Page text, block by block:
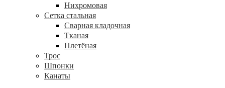
Нихромовая
Сетка стальная
Сварная кладочная
Тканая
Плетёная
Трос
Шпонки
Канаты